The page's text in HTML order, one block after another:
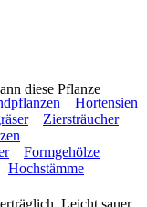
diese Pflanze
Leicht sauer,
Hortensien
Ziersträucher
Formgehölze
Hochstämme